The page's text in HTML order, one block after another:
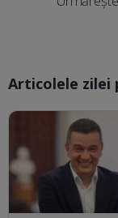
Articolele zilei